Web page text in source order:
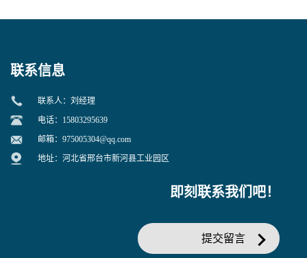
联系信息
联系人：刘经理
电话：15803295639
邮箱： 975005304@qq.com
地址：河北省邢台市新河县工业园区
即刻联系我们吧！
提交留言